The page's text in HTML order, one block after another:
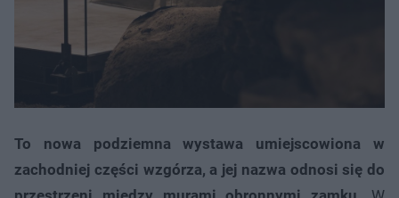
To nowa podziemna wystawa umiejscowiona w
zachodniej części wzgórza, a jej nazwa odnosi się do